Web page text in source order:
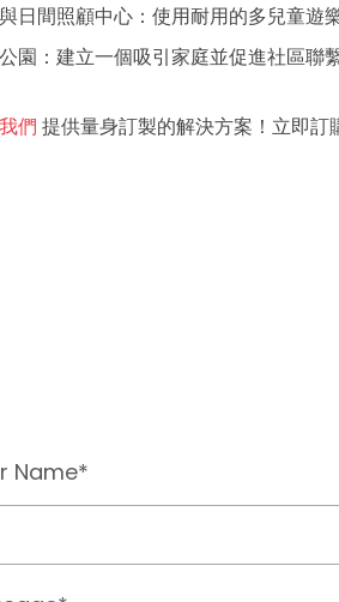
日間照顧中心：使用耐用的多兒童遊
園：建立一個吸引家庭並促進社區聯
們 提供量身訂製的解決方案！立即訂
Name*